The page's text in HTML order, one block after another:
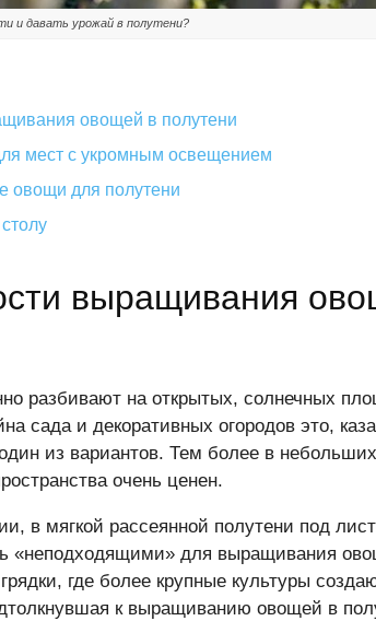
и давать урожай в полутени?
овощей в полутени
мест с укромным освещением
овощи для полутени
выращивания
разбивают на открытых, солнечных
сада и декоративных огородов это,
из вариантов. Тем более в
очень ценен.
в мягкой рассеянной полутени под
«неподходящими» для выращивания
где более крупные культуры
к выращиванию овощей в